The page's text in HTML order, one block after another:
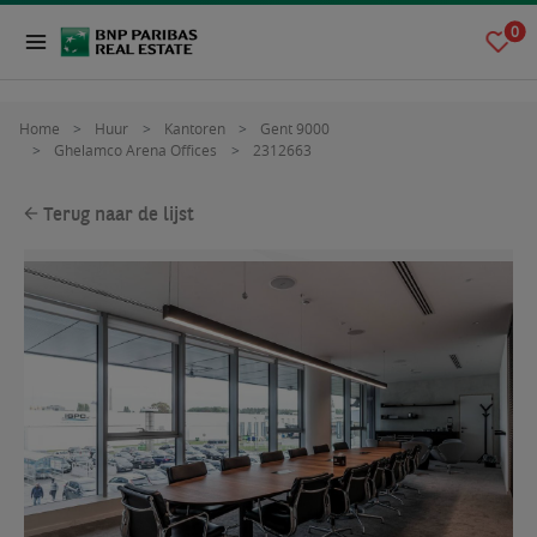
0
Home Huur Kantoren
Gent 9000
Ghelamco Arena Offices
2312663
Terug naar de lijst